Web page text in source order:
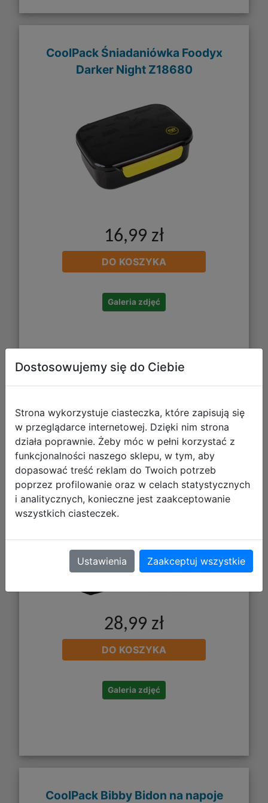
CoolPack Śniadaniówka Foodyx
Darker Night Z18680
16,99 zł
DO KOSZYKA
Galeria zdjęć
Coolpack Clipper Piórnik
Dwuklapkowy Bez Wyposażenia
Darker Night F076680
28,99 zł
DO KOSZYKA
Galeria zdjęć
CoolPack Bibby Bidon na napoje
Dostosowujemy się do Ciebie
Strona wykorzystuje ciasteczka, które zapisują się
w przeglądarce internetowej. Dzięki nim strona
działa poprawnie. Żeby móc w pełni korzystać z
funkcjonalności naszego sklepu, w tym, aby
dopasować treść reklam do Twoich potrzeb
poprzez profilowanie oraz w celach statystycznych
i analitycznych, konieczne jest zaakceptowanie
wszystkich ciasteczek.
Ustawienia Zaakceptuj wszystkie